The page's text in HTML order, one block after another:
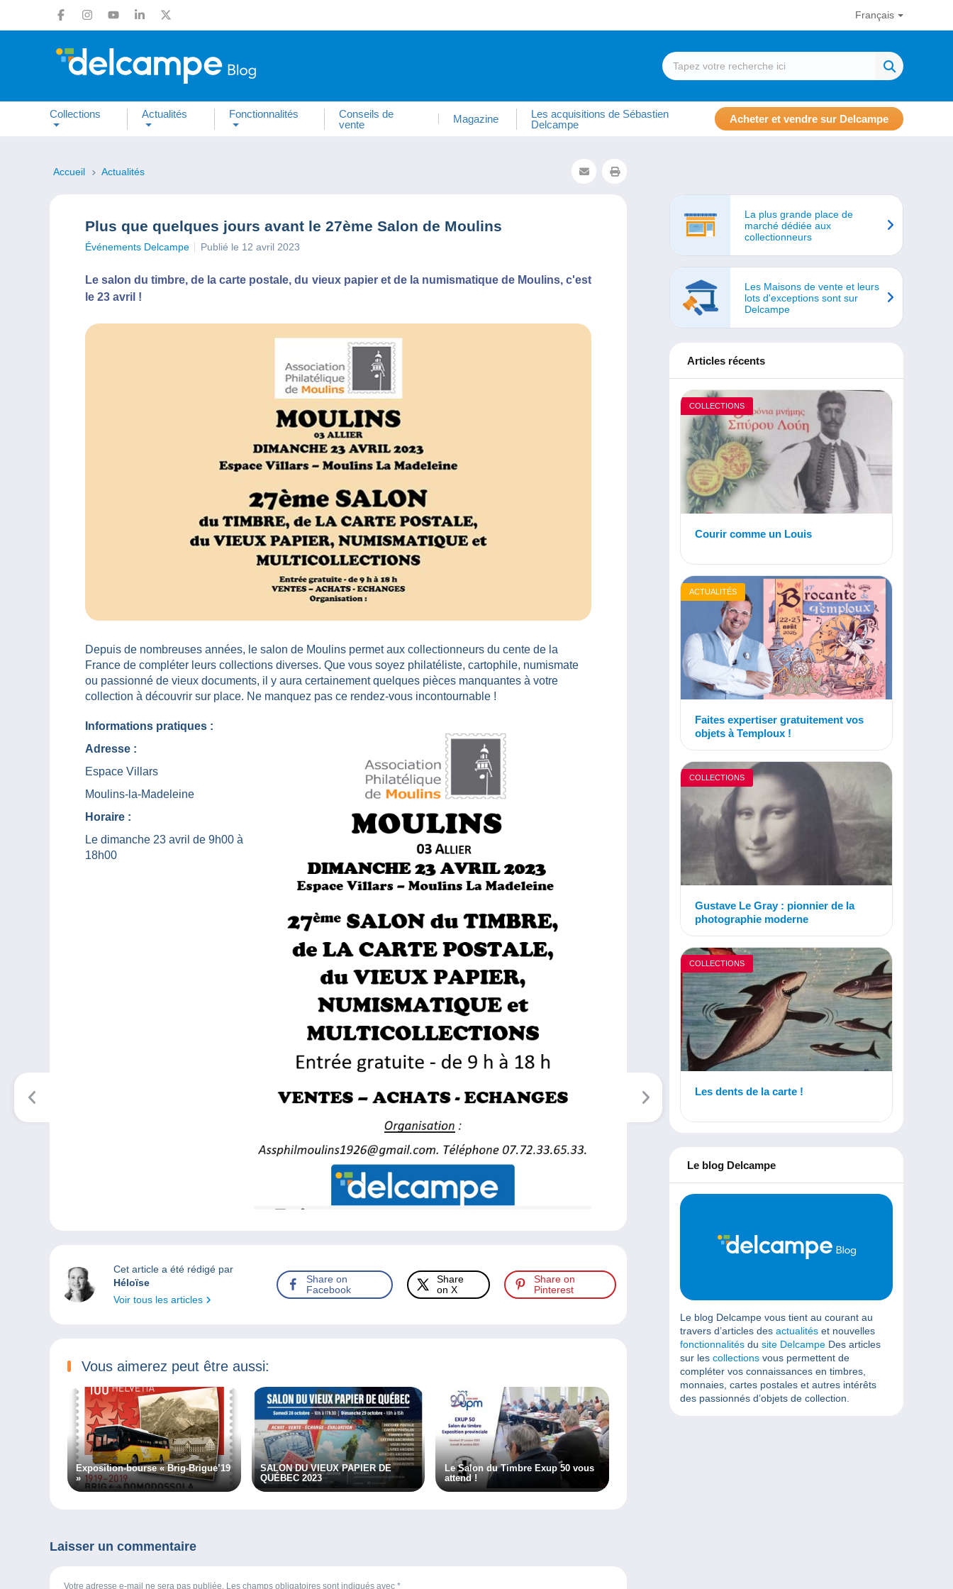
Français
Collections Actualités Fonctionnalités
Conseils de
vente
Magazine
Les acquisitions de Sébastien
Delcampe
Acheter et vendre sur Delcampe
Accueil Actualités
Plus que quelques jours avant le 27ème Salon de Moulins
Événements Delcampe Publié le 12 avril 2023
Le salon du timbre, de la carte postale, du vieux papier et de la numismatique de Moulins, c'est
le 23 avril !
Depuis de nombreuses années, le salon de Moulins permet aux collectionneurs du cente de la
France de compléter leurs collections diverses. Que vous soyez philatéliste, cartophile, numismate
ou passionné de vieux documents, il y aura certainement quelques pièces manquantes à votre
collection à découvrir sur place. Ne manquez pas ce rendez-vous incontournable !
Informations pratiques :
Adresse :
Espace Villars
Moulins-la-Madeleine
Horaire :
Le dimanche 23 avril de 9h00 à
18h00
Cet article a été rédigé par
Héloïse
Voir tous les articles
Share on
Facebook
Share
on X
Share on
Pinterest
Vous aimerez peut être aussi:
Exposition-bourse « Brig-Brigue’19
»
SALON DU VIEUX PAPIER DE
QUÉBEC 2023
Le Salon du Timbre Exup 50 vous
attend !
Laisser un commentaire
Votre adresse e-mail ne sera pas publiée. Les champs obligatoires sont indiqués avec *
La plus grande place de
marché dédiée aux
collectionneurs
Les Maisons de vente et leurs
lots d'exceptions sont sur
Delcampe
Articles récents
COLLECTIONS
Courir comme un Louis
ACTUALITÉS
Faites expertiser gratuitement vos
objets à Temploux !
COLLECTIONS
Gustave Le Gray : pionnier de la
photographie moderne
COLLECTIONS
Les dents de la carte !
Le blog Delcampe
Le blog Delcampe vous tient au courant au
travers d’articles des actualités et nouvelles
fonctionnalités du site Delcampe Des articles
sur les collections vous permettent de
compléter vos connaissances en timbres,
monnaies, cartes postales et autres intérêts
des passionnés d’objets de collection.